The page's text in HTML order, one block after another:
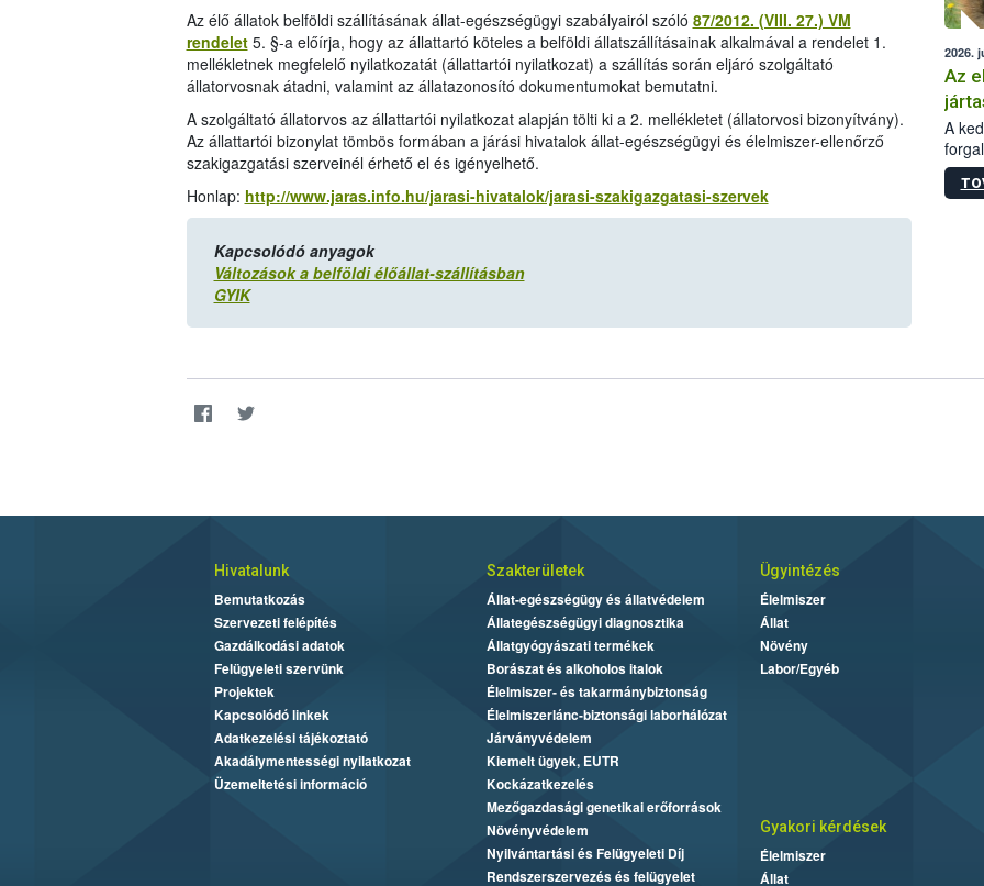
Az élő állatok belföldi szállításának állat-egészségügyi szabályairól szóló 87/2012. (VIII. 27.) VM
rendelet5. §-a előírja, hogy az állattartó köteles a belföldi állatszállításainak alkalmával a rendelet 1.
mellékletnek megfelelő nyilatkozatát (állattartói nyilatkozat) a szállítás során eljáró szolgáltató
állatorvosnak átadni, valamint az állatazonosító dokumentumokat bemutatni.
A szolgáltató állatorvos az állattartói nyilatkozat alapján tölti ki a 2. mellékletet (állatorvosi bizonyítvány).
Az állattartói bizonylat tömbös formában a járási hivatalok állat-egészségügyi és élelmiszer-ellenőrző
szakigazgatási szerveinél érhető el és igényelhető.
Honlap: http://www.jaras.info.hu/jarasi-hivatalok/jarasi-szakigazgatasi-szervek
Kapcsolódó anyagok
Változások a belföldi élőállat-szállításban
GYIK
2026.
Az
A
Hivatalunk
Bemutatkozás
Szervezeti felépítés
Gazdálkodási adatok
Felügyeleti szervünk
Projektek
Kapcsolódó linkek
Adatkezelési tájékoztató
Akadálymentességi nyilatkozat
Üzemeltetési információ
Szakterületek
Állat-egészségügy és állatvédelem
Állategészségügyi diagnosztika
Állatgyógyászati termékek
Borászat és alkoholos italok
Élelmiszer- és takarmánybiztonság
Élelmiszerlánc-biztonsági laborhálózat
Járványvédelem
Kiemelt ügyek, EUTR
Kockázatkezelés
Mezőgazdasági genetikai erőforrások
Növényvédelem
Nyilvántartási és Felügyeleti Díj
Rendszerszervezés és felügyelet
Ügyintézés
Élelmiszer
Állat
Növény
Labor/Egyéb
Gyakori kérdések
Élelmiszer
Állat